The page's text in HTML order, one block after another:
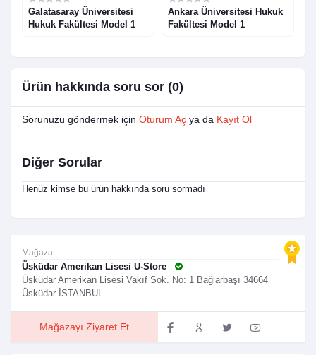
Mağaza
Üsküdar Amerikan Lisesi U-Store
Üsküdar Amerikan Lisesi Vakıf Sok. No: 1 Bağlarbaşı 34664
Üsküdar İSTANBUL
Mağazayı Ziyaret Et
Galatasaray Üniversitesi
Hukuk Fakültesi Model 1
Ankara Üniversitesi Hukuk
Fakültesi Model 1
Ürün hakkında soru sor (0)
Sorunuzu göndermek için Oturum Aç ya da Kayıt Ol
Diğer Sorular
Henüz kimse bu ürün hakkında soru sormadı